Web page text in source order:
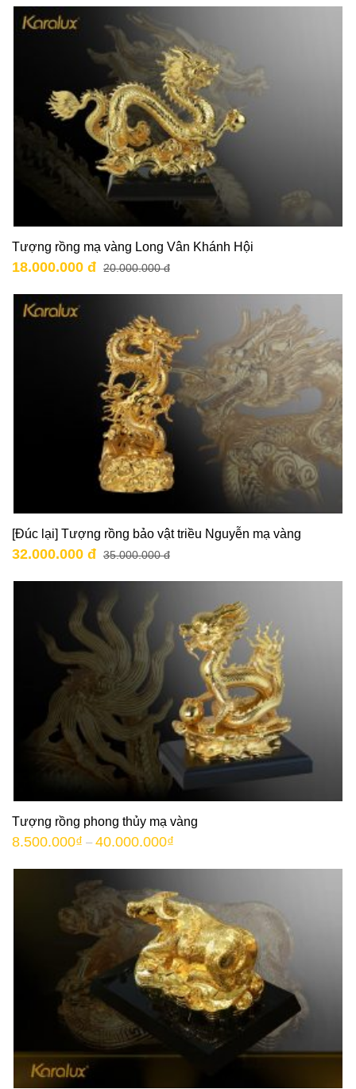
Tượng rồng mạ vàng Long Vân Khánh Hội
18.000.000 đ 20.000.000 đ
[Đúc lại] Tượng rồng bảo vật triều Nguyễn mạ vàng
32.000.000 đ 35.000.000 đ
Tượng rồng phong thủy mạ vàng
8.500.000₫ – 40.000.000₫